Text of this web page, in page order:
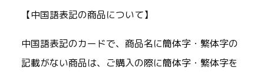
【中国語表記の商品について】
中国語表記のカードで、商品名に簡体字・繁体字の
記載がない商品は、ご購入の際に簡体字・繁体字を